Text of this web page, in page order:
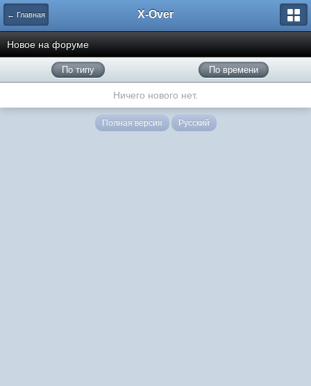
← Главная X-Over
Новое на форуме
По типу По времени
Ничего нового нет.
Полная версия Русский